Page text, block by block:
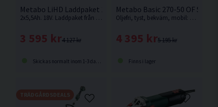
Metabo LiHD Laddpaket 18V (2x5,5Ah)
2x5,5Ah. 18V. Laddpaket från Metabo med 2st 18V 5,5 Ah LiHD batteri som passar bl.a. till Metabos sladdlösa 18V verktyg.
4 127 kr
3 595 kr
Skickas normalt inom 1-3 dagar
Metabo Basic 270-50 OF
Oljefri, tyst, bekväm, mobil: Silent-kompressor för universell användning med många smarta detaljer från Metabo.
5 195 kr
4 395 kr
Finns i lager
TRÄDGÅRDSDEALS